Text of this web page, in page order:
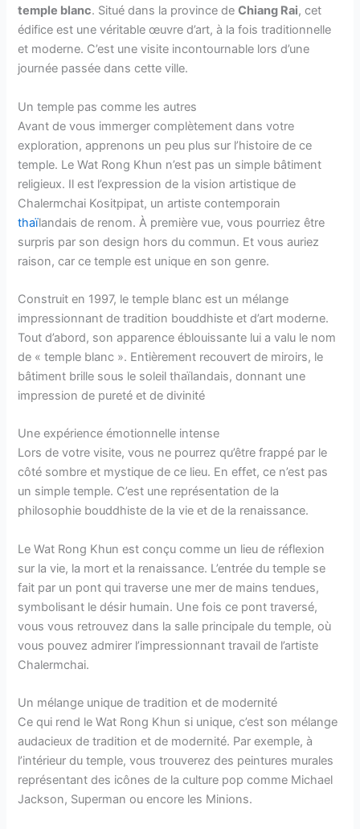
temple blanc. Situé dans la province deChiang Rai, cet
édifice est une véritable œuvre d’art, à la fois traditionnelle
et moderne. C’est une visite incontournable lors d’une
journée passée dans cette ville.
Un temple pas comme les autres
Avant de vous immerger complètement dans votre
exploration, apprenons un peu plus sur l’histoire de ce
temple. Le Wat Rong Khun n’est pas un simple bâtiment
religieux. Il est l’expression de la vision artistique de
Chalermchai Kositpipat, un artiste contemporain
thaïlandais de renom. À première vue, vous pourriez être
surpris par son design hors du commun. Et vous auriez
raison, car ce temple est unique en son genre.
Construit en 1997, le temple blanc est un mélange
impressionnant de tradition bouddhiste et d’art moderne.
Tout d’abord, son apparence éblouissante lui a valu le nom
de « temple blanc ». Entièrement recouvert de miroirs, le
bâtiment brille sous le soleil thaïlandais, donnant une
impression de pureté et de divinité
Une expérience émotionnelle intense
Lors de votre visite, vous ne pourrez qu’être frappé par le
côté sombre et mystique de ce lieu. En effet, ce n’est pas
un simple temple. C’est une représentation de la
philosophie bouddhiste de la vie et de la renaissance.
Le Wat Rong Khun est conçu comme un lieu de réflexion
sur la vie, la mort et la renaissance. L’entrée du temple se
fait par un pont qui traverse une mer de mains tendues,
symbolisant le désir humain. Une fois ce pont traversé,
vous vous retrouvez dans la salle principale du temple, où
vous pouvez admirer l’impressionnant travail de l’artiste
Chalermchai.
Un mélange unique de tradition et de modernité
Ce qui rend le Wat Rong Khun si unique, c’est son mélange
audacieux de tradition et de modernité. Par exemple, à
l’intérieur du temple, vous trouverez des peintures murales
représentant des icônes de la culture pop comme Michael
Jackson, Superman ou encore les Minions.